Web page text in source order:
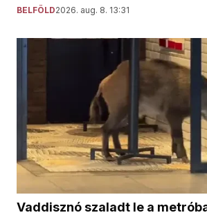
BELFÖLD2026. aug. 8. 13:31
Vaddisznó szaladt le a